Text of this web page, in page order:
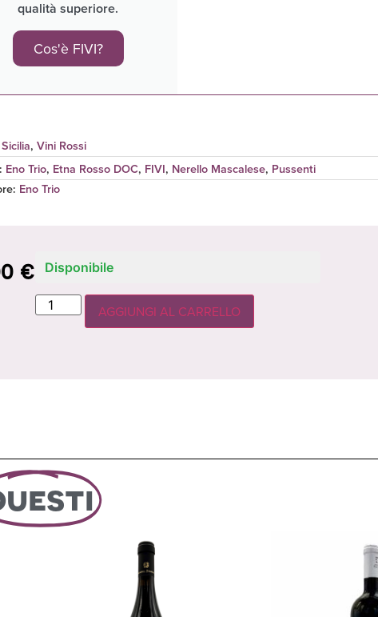
qualità superiore.
Cos'è FIVI?
Sicilia, Vini Rossi
Eno Trio, Etna Rosso DOC, FIVI, Nerello Mascalese, Pussenti
: Eno Trio
€ Disponibile
AGGIUNGI AL CARRELLO